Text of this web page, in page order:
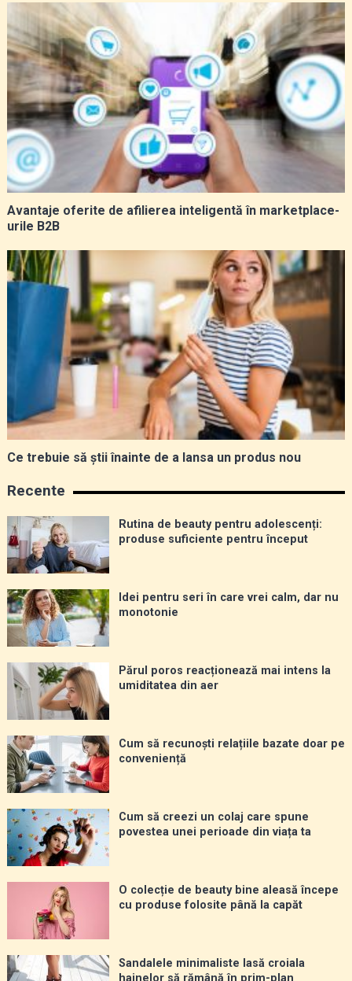
Avantaje oferite de afilierea inteligentă în marketplace-
urile B2B
Ce trebuie să știi înainte de a lansa un produs nou
Recente
Rutina de beauty pentru adolescenți:
produse suficiente pentru început
Idei pentru seri în care vrei calm, dar nu
monotonie
Părul poros reacționează mai intens la
umiditatea din aer
Cum să recunoști relațiile bazate doar pe
conveniență
Cum să creezi un colaj care spune
povestea unei perioade din viața ta
O colecție de beauty bine aleasă începe
cu produse folosite până la capăt
Sandalele minimaliste lasă croiala